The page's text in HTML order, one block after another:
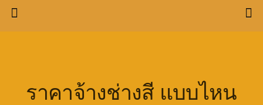
ราคาจ้างช่างสี แบบไหน